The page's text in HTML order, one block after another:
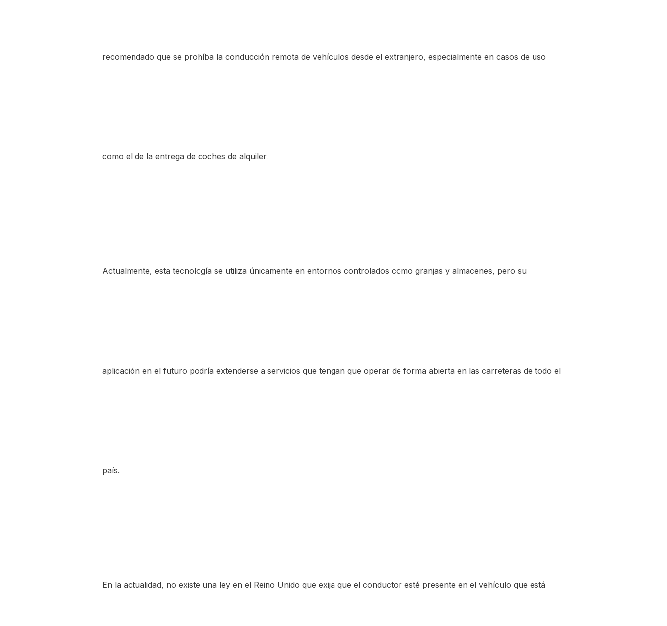
recomendado que se prohíba la conducción remota de vehículos desde el extranjero, especialmente en casos de uso
como el de la entrega de coches de alquiler.
Actualmente, esta tecnología se utiliza únicamente en entornos controlados como granjas y almacenes, pero su
aplicación en el futuro podría extenderse a servicios que tengan que operar de forma abierta en las carreteras de todo el
país.
En la actualidad, no existe una ley en el Reino Unido que exija que el conductor esté presente en el vehículo que está